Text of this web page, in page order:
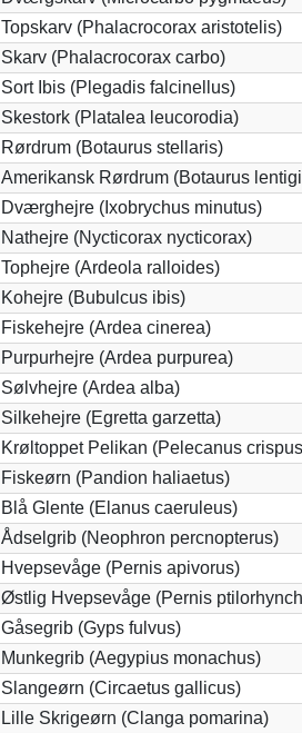
Topskarv (Phalacrocorax aristotelis)
Skarv (Phalacrocorax carbo)
Sort Ibis (Plegadis falcinellus)
Skestork (Platalea leucorodia)
Rørdrum (Botaurus stellaris)
Amerikansk Rørdrum (Botaurus
Dværghejre (Ixobrychus minutus)
Nathejre (Nycticorax nycticorax)
Tophejre (Ardeola ralloides)
Kohejre (Bubulcus ibis)
Fiskehejre (Ardea cinerea)
Purpurhejre (Ardea purpurea)
Sølvhejre (Ardea alba)
Silkehejre (Egretta garzetta)
Krøltoppet Pelikan (Pelecanus
Fiskeørn (Pandion haliaetus)
Blå Glente (Elanus caeruleus)
Ådselgrib (Neophron percnopterus)
Hvepsevåge (Pernis apivorus)
Østlig Hvepsevåge (Pernis
Gåsegrib (Gyps fulvus)
Munkegrib (Aegypius monachus)
Slangeørn (Circaetus gallicus)
Lille Skrigeørn (Clanga pomarina)